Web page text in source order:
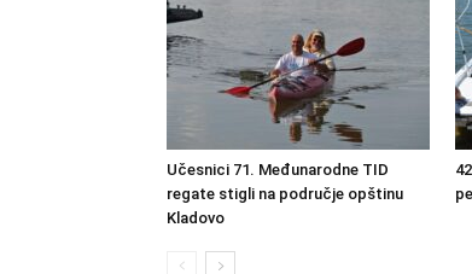
Učesnici 71. Međunarodne TID
regate stigli na područje opštinu
Kladovo